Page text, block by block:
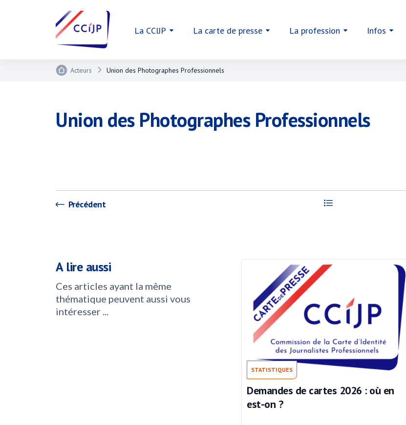
La CCIJP La carte de presse La profession Infos
Acteurs Union des Photographes Professionnels
Union des Photographes Professionnels
Précédent
A lire aussi
Ces articles ayant la même
thématique peuvent aussi vous
intéresser ...
STATISTIQUES
Demandes de cartes 2026 : où en
est-on ?